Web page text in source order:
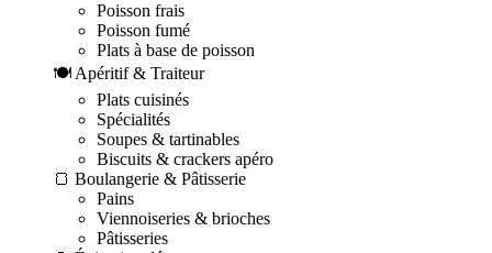
Poisson frais
Poisson fumé
Plats à base de poisson
🍽️ Apéritif & Traiteur
Plats cuisinés
Spécialités
Soupes & tartinables
Biscuits & crackers apéro
🍞 Boulangerie & Pâtisserie
Pains
Viennoiseries & brioches
Pâtisseries